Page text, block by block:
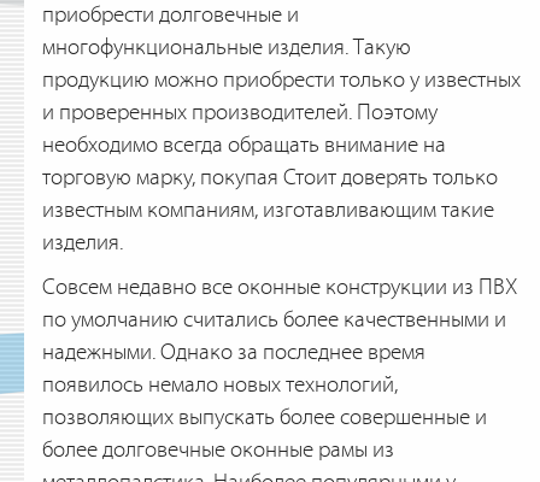
приобрести долговечные и
многофункциональные изделия. Такую
продукцию можно приобрести только у известных
и проверенных производителей. Поэтому
необходимо всегда обращать внимание на
торговую марку, покупая Стоит доверять только
известным компаниям, изготавливающим такие
изделия.
Совсем недавно все оконные конструкции из ПВХ
по умолчанию считались более качественными и
надежными. Однако за последнее время
появилось немало новых технологий,
позволяющих выпускать более совершенные и
более долговечные оконные рамы из